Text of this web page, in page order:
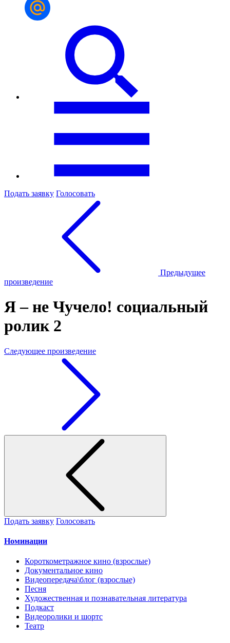
Подать заявку Голосовать
Предыдущее
произведение
Я – не Чучело! социальный
ролик 2
Следующее произведение
Подать заявку Голосовать
Номинации
Короткометражное кино (взрослые)
Документальное кино
Видеопередача\блог (взрослые)
Песня
Художественная и познавательная литература
Подкаст
Видеоролики и шортс
Театр